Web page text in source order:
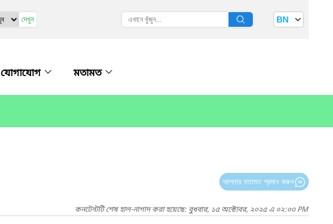
দেখুন BN
যোগাযোগ মতামত
আপনার মতামত প্রদান করুন
কনটেন্টটি শেষ হাল-নাগাদ করা হয়েছে: বুধবার, ১৫ অক্টোবর, ২০২৫ এ ০২:০৩ PM